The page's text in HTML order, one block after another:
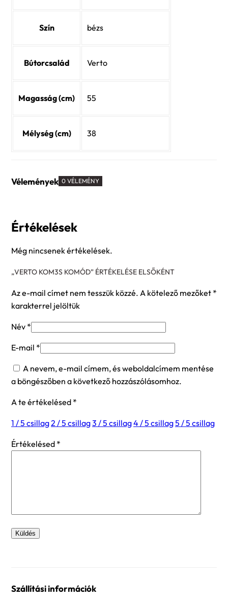
Szín bézs
Bútorcsalád Verto
Magasság (cm) 55
Mélység (cm) 38
Vélemények 0 VÉLEMÉNY
Értékelések
Még nincsenek értékelések.
„VERTO KOM3S KOMÓD” ÉRTÉKELÉSE ELSŐKÉNT
Az e-mail címet nem tesszük közzé. A kötelező mezőket *
karakterrel jelöltük
Név *
E-mail *
A nevem, e-mail címem, és weboldalcímem mentése
a böngészőben a következő hozzászólásomhoz.
A te értékelésed *
1 / 5 csillag2 / 5 csillag3 / 5 csillag4 / 5 csillag5 / 5 csillag
Értékelésed *
Szállítási információk